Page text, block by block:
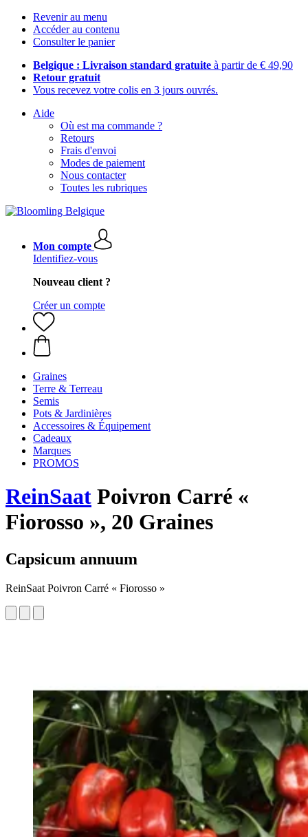
Revenir au menu
Accéder au contenu
Consulter le panier
Belgique : Livraison standard gratuite à partir de € 49,90
Retour gratuit
Vous recevez votre colis en 3 jours ouvrés.
Aide
Où est ma commande ?
Retours
Frais d'envoi
Modes de paiement
Nous contacter
Toutes les rubriques
Mon compte
Identifiez-vous
Nouveau client ?
Créer un compte
Graines
Terre & Terreau
Semis
Pots & Jardinières
Accessoires & Équipement
Cadeaux
Marques
PROMOS
ReinSaat Poivron Carré «
Fiorosso », 20 Graines
Capsicum annuum
ReinSaat Poivron Carré « Fiorosso »